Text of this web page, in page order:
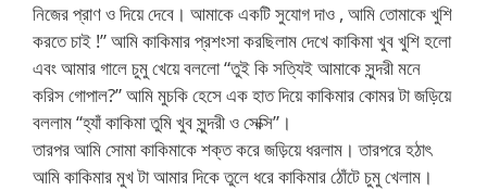
নিজের প্রাণ ও দিয়ে দেবে। আমাকে একটি সুযোগ দাও , আমি তোমাকে খুশি
করতে চাই !” আমি কাকিমার প্রশংসা করছিলাম দেখে কাকিমা খুব খুশি হলো
এবং আমার গালে চুমু খেয়ে বললো “তুই কি সত্যিই আমাকে সুন্দরী মনে
করিস গোপাল?” আমি মুচকি হেসে এক হাত দিয়ে কাকিমার কোমর টা জড়িয়ে
বললাম “হ্যাঁ কাকিমা তুমি খুব সুন্দরী ও সেক্সি”।
তারপর আমি সোমা কাকিমাকে শক্ত করে জড়িয়ে ধরলাম। তারপরে হঠাৎ
আমি কাকিমার মুখ টা আমার দিকে তুলে ধরে কাকিমার ঠোঁটে চুমু খেলাম।